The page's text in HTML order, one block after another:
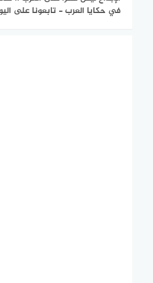
في حكايا العرب - تابعونا على